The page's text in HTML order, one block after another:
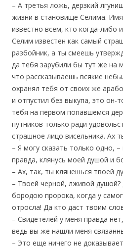
– А третья ложь, дерзкий
жизни в становище Селима.
известно всем, кто когда-либо
Селим известен как самый
разбойник, а ты смеешь
да тебя зарубили бы тут же на
что рассказываешь всякие
охранял тебя от своих же
и отпустил без выкупа, это он-
тебя на первом попавшемся
путников только ради
страшное лицо висельника. Ах
– Я могу сказать только одно,
правда, клянусь моей душой и
– Ах, так, ты клянешься твоей
– Твоей черной, лживой
бородою пророка, когда у
отросла! Да кто даст твоим
– Свидетелей у меня правда
ведь вы же нашли меня
– Это еще ничего не